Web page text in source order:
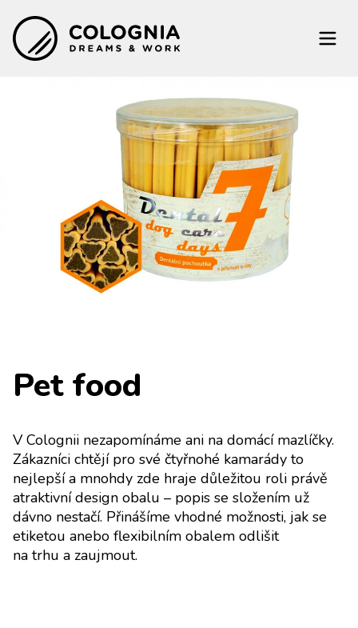
Pet food
V Colognii nezapomínáme ani na domácí mazlíčky.
Zákazníci chtějí pro své čtyřnohé kamarády to
nejlepší a mnohdy zde hraje důležitou roli právě
atraktivní design obalu – popis se složením už
dávno nestačí. Přinášíme vhodné možnosti, jak se
etiketou anebo flexibilním obalem odlišit
na trhu a zaujmout.